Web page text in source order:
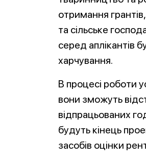
отримання
та сільське
серед аплікантів
харчування.
В процесі роботи
вони зможуть
відпрацьованих
будуть кінець
засобів оцінки